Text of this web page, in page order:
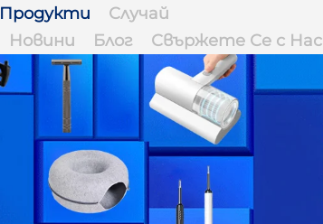
Продукти
Случай
Новини Блог Свържете Се с Нас